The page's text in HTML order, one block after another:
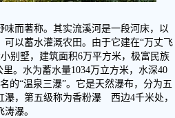
而著称。其实流溪河是一段河床，以
可以蓄水灌溉农田。由于它建在“万丈飞
别墅，建筑面积6万平方米，极富民族
里。水为蓄水量1034万立方米，水深40
的“温泉三瀑”。它是天然瀑布，分为五
瀑，第五级称为香粉瀑 西边4千米处，
瀑。